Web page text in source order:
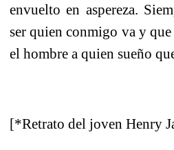
envuelto en aspereza.
ser quien conmigo va y
el hombre a quien sueño
[*Retrato del joven Henry